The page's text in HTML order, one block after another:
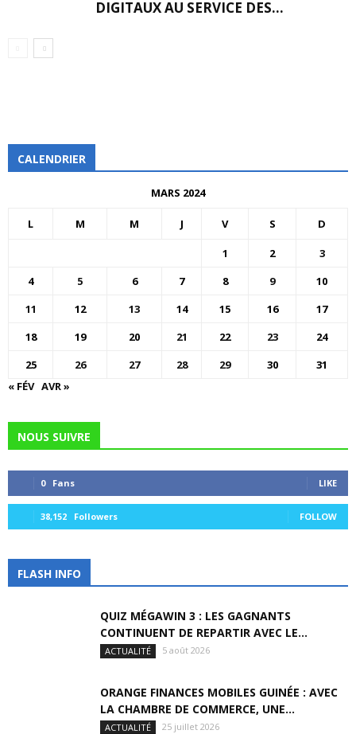
DIGITAUX AU SERVICE DES...
CALENDRIER
MARS 2024
L M M J V S D
1 2
3
4
5 6 7 8 9
10
11
12 13 14 15 16
17
18
19 20 21 22 23
24
25
26 27 28 29 30
31
« FÉV AVR »
NOUS SUIVRE
0 Fans LIKE
38,152 Followers FOLLOW
FLASH INFO
QUIZ MÉGAWIN 3 : LES GAGNANTS
CONTINUENT DE REPARTIR AVEC LE...
ACTUALITÉ 5 août 2026
ORANGE FINANCES MOBILES GUINÉE : AVEC
LA CHAMBRE DE COMMERCE, UNE...
ACTUALITÉ 25 juillet 2026